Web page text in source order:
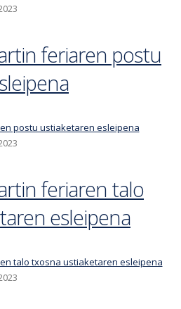
30)
feriaren postu
postu ustiaketaren esleipena
feriaren talo
esleipena
talo txosna ustiaketaren esleipena